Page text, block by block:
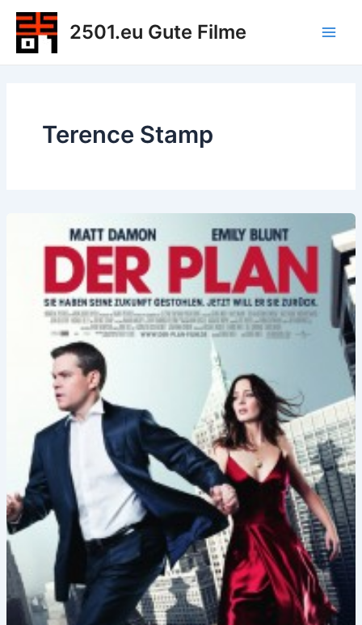
Zum
Inhalt
springen
2501.eu Gute Filme
Terence Stamp